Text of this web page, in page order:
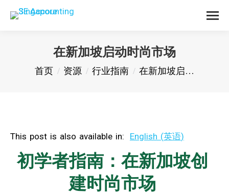
在新加坡启动时尚市场
您在这里：
首页 资源 行业指南 在新加坡启…
This post is also available in: English (英语)
初学者指南：在新加坡创
建时尚市场